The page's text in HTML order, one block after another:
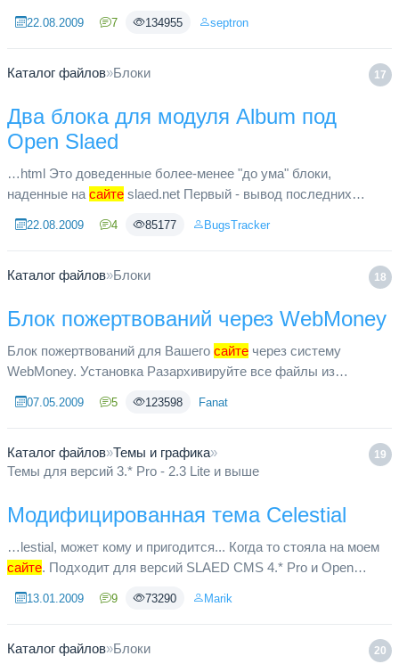
"Запрещённое действие...
22.08.2009 7 134955 septron
17
Каталог файлов»Блоки
Два блока для модуля Album под
Open Slaed
…html Это доведенные более-менее "до ума" блоки,
наденные на сайте slaed.net Первый - вывод последних
случайной картинки из галере...
22.08.2009 4 85177 BugsTracker
18
Каталог файлов»Блоки
Блок пожертвований через WebMoney
Блок пожертвований для Вашего сайте через систему
WebMoney. Установка Разархивируйте все файлы из
Вашу директорию сайта. ...
07.05.2009 5 123598 Fanat
19
Каталог файлов»Темы и графика»
Темы для версий 3.* Pro - 2.3 Lite и выше
Модифицированная тема Celestial
…lestial, может кому и пригодится... Когда то стояла на моем
сайте. Подходит для версий SLAED CMS 4.* Pro и Open
что то в...
13.01.2009 9 73290 Marik
20
Каталог файлов»Блоки